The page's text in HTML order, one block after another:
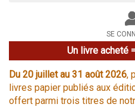
SE
Un livre acheté
Du 20 juillet au 31 août 2026,
livres papier publiés aux
offert parmi trois titres de